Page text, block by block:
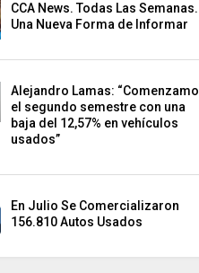
CCA News. Todas Las Semanas.
Una Nueva Forma de Informar
Alejandro Lamas:
el segundo semestre con una
baja del 12,57% en vehículos
usados”
En Julio Se Comercializaron
156.810 Autos Usados